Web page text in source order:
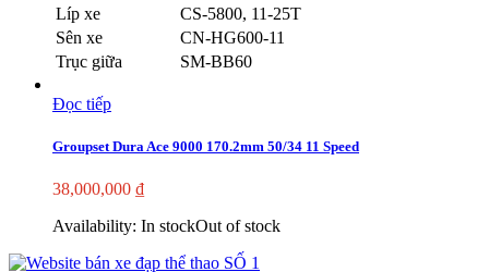
Líp xe
CS-5800, 11-25T
Sên xe
CN-HG600-11
Trục giữa
SM-BB60
Đọc tiếp
Groupset Dura Ace 9000 170.2mm 50/34 11 Speed
38,000,000 ₫
Availability: In stockOut of stock